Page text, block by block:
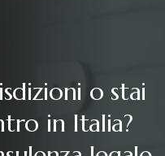
o stai
in Italia?